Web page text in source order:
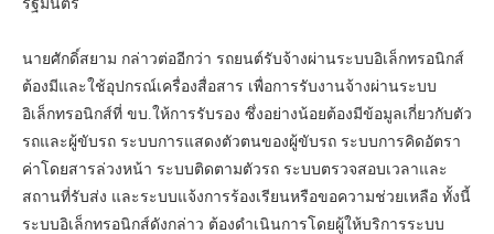
รัฐมนตรี
นายศักดิ์สยาม กล่าวต่ออีกว่า รถยนต์รับจ้างผ่านระบบอิเล็กทรอนิกส์
ต้องมีและใช้อุปกรณ์เครื่องสื่อสาร เพื่อการรับงานจ้างผ่านระบบ
อิเล็กทรอนิกส์ที่ ขบ.ให้การรับรอง ซึ่งอย่างน้อยต้องมีข้อมูลเกี่ยวกับตัว
รถและผู้ขับรถ ระบบการแสดงตัวตนของผู้ขับรถ ระบบการคิดอัตรา
ค่าโดยสารล่วงหน้า ระบบติดตามตัวรถ ระบบตรวจสอบเวลาและ
สถานที่รับส่ง และระบบแจ้งการร้องเรียนหรือขอความช่วยเหลือ ทั้งนี้
ระบบอิเล็กทรอนิกส์ดังกล่าว ต้องดําเนินการโดยผู้ให้บริการระบบ